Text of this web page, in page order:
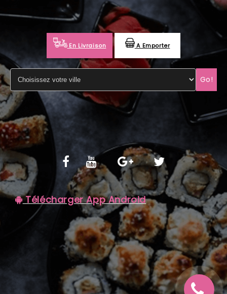
NOTRE RESTAURANT
MENTIONS LÉGALES
C.G.V
En Livraison A Emporter
Go!
Télécharger App Android